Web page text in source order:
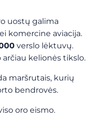
uostų galima
komercine aviacija.
verslo lėktuvų.
arčiau kelionės tikslo.
maršrutais, kurių
bendrovės.
oro eismo.